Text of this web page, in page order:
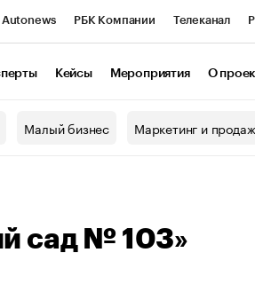
Autonews РБК Компании Телеканал
Кейсы Мероприятия О
Малый бизнес Маркетинг и
сад № 103»